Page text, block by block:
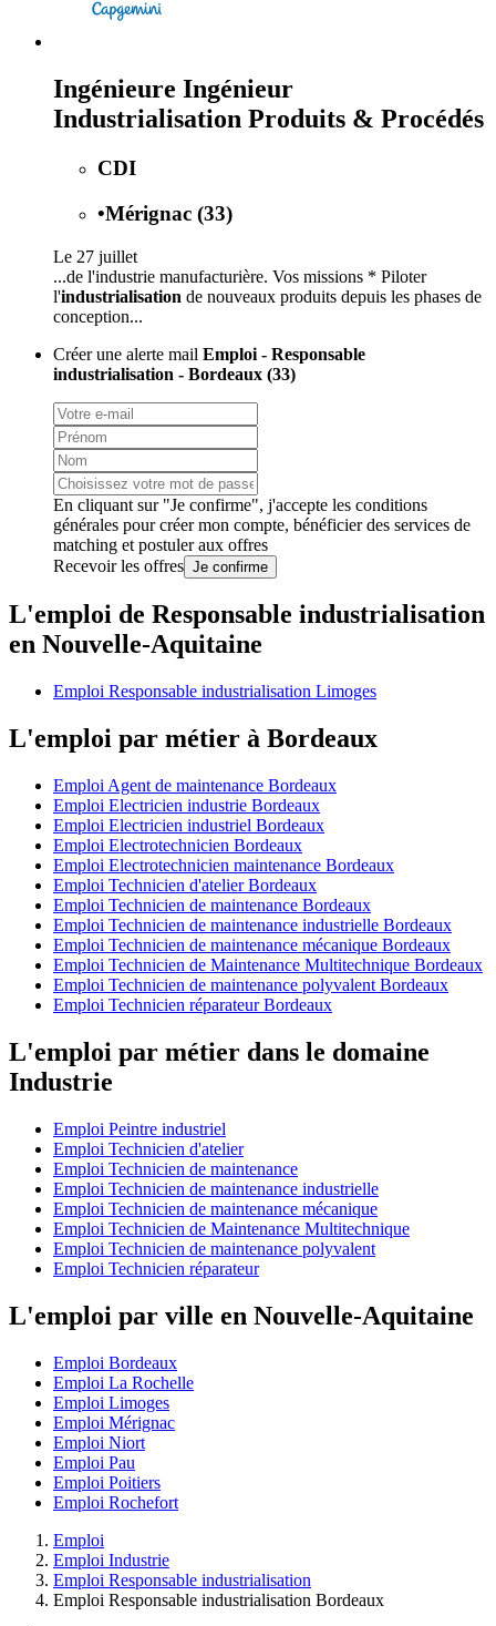
Ingénieure Ingénieur
Industrialisation Produits & Procédés
CDI
•Mérignac (33)
Le 27 juillet
...de l'industrie manufacturière. Vos missions * Piloter
l'industrialisation de nouveaux produits depuis les phases de
conception...
Créer une alerte mail Emploi - Responsable
industrialisation - Bordeaux (33)
En cliquant sur "Je confirme", j'accepte les conditions
générales pour créer mon compte, bénéficier des services de
matching et postuler aux offres
Recevoir les offres Je confirme
L'emploi de Responsable industrialisation
en Nouvelle-Aquitaine
Emploi Responsable industrialisation Limoges
L'emploi par métier à Bordeaux
Emploi Agent de maintenance Bordeaux
Emploi Electricien industrie Bordeaux
Emploi Electricien industriel Bordeaux
Emploi Electrotechnicien Bordeaux
Emploi Electrotechnicien maintenance Bordeaux
Emploi Technicien d'atelier Bordeaux
Emploi Technicien de maintenance Bordeaux
Emploi Technicien de maintenance industrielle Bordeaux
Emploi Technicien de maintenance mécanique Bordeaux
Emploi Technicien de Maintenance Multitechnique Bordeaux
Emploi Technicien de maintenance polyvalent Bordeaux
Emploi Technicien réparateur Bordeaux
L'emploi par métier dans le domaine
Industrie
Emploi Peintre industriel
Emploi Technicien d'atelier
Emploi Technicien de maintenance
Emploi Technicien de maintenance industrielle
Emploi Technicien de maintenance mécanique
Emploi Technicien de Maintenance Multitechnique
Emploi Technicien de maintenance polyvalent
Emploi Technicien réparateur
L'emploi par ville en Nouvelle-Aquitaine
Emploi Bordeaux
Emploi La Rochelle
Emploi Limoges
Emploi Mérignac
Emploi Niort
Emploi Pau
Emploi Poitiers
Emploi Rochefort
Emploi
Emploi Industrie
Emploi Responsable industrialisation
Emploi Responsable industrialisation Bordeaux